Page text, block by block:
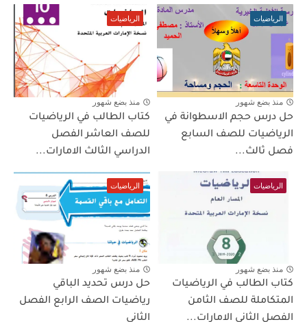
الرياضيات
منذ بضع شهور
حل درس حجم الاسطوانة في
الرياضيات للصف السابع
فصل ثالث...
الرياضيات
منذ بضع شهور
كتاب الطالب في الرياضيات
للصف العاشر الفصل
الدراسي الثالث الامارات...
الرياضيات
منذ بضع شهور
كتاب الطالب في الرياضيات
المتكاملة للصف الثامن
الفصل الثاني الامارات...
الرياضيات
منذ بضع شهور
حل درس تحديد الباقي
رياضيات الصف الرابع الفصل
الثاني